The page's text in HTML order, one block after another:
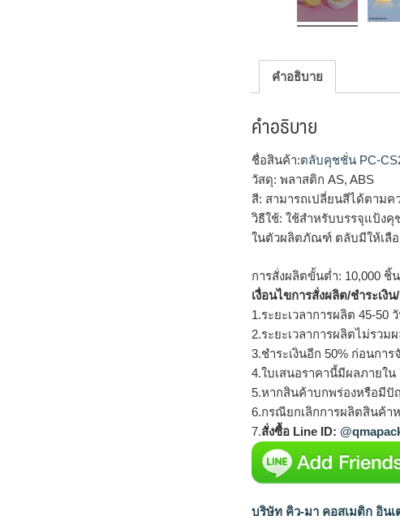
คำอธิบาย
คำอธิบาย
ชื่อสินค้า:ตลับคุชชั่น PC-
วัสดุ: พลาสติก AS, ABS
สี: สามารถเปลี่ยนสีได้ตามค
วิธีใช้: ใช้สำหรับบรรจุแป้งคุ
ในตัวผลิตภัณฑ์ ตลับมีให้เลือ
การสั่งผลิตขั้นต่ำ: 10,000 ชิ้น
เงื่อนไขการสั่งผลิต/ชำระเงิ
1.ระยะเวลาการผลิต 45-50
2.ระยะเวลาการผลิตไม่รว
3.ชำระเงินอีก 50% ก่อนกา
4.ใบเสนอราคานี้มีผลภายใ
5.หากสินค้าบกพร่องหรือมี
6.กรณียกเลิกการผลิตสินค้า
7.สั่งซื้อ Line ID:
บริษัท คิว-มา คอสเมติก อิน